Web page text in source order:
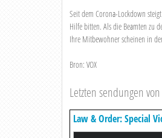
Seit dem Corona-Lockdown
Hilfe bitten. Als die Beamten zu
Ihre Mitbewohner scheinen in
Bron: VOX
Letzten sendungen
Law & Order: Special
Unit